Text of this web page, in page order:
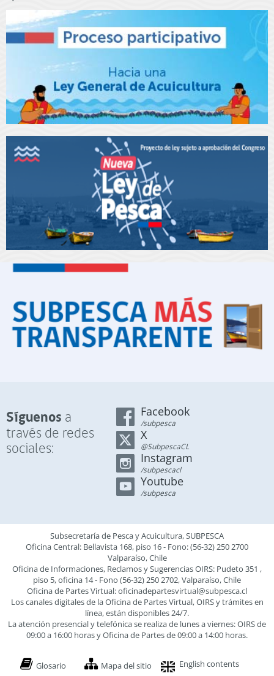
Síguenos a
través de redes
sociales:
Facebook
/subpesca
X
@SubpescaCL
Instagram
/subpescacl
Youtube
/subpesca
Subsecretaría de Pesca y Acuicultura, SUBPESCA
Oficina Central: Bellavista 168, piso 16 - Fono: (56-32) 250 2700
Valparaíso, Chile
Oficina de Informaciones, Reclamos y Sugerencias OIRS: Pudeto 351 ,
piso 5, oficina 14 - Fono (56-32) 250 2702, Valparaíso, Chile
Oficina de Partes Virtual:oficinadepartesvirtual@subpesca.cl
Los canales digitales de la Oficina de Partes Virtual, OIRS y trámites en
línea, están disponibles 24/7.
La atención presencial y telefónica se realiza de lunes a viernes: OIRS de
09:00 a 16:00 horas y Oficina de Partes de 09:00 a 14:00 horas.
Glosario Mapa del sitio English contents